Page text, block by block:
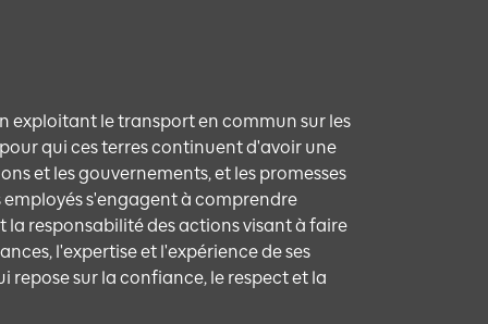
exploitant le transport en commun sur les
qui ces terres continuent d'avoir une
et les gouvernements, et les promesses
s'engagent à comprendre
la responsabilité des actions visant à faire
l'expertise et l'expérience de ses
repose sur la confiance, le respect et la